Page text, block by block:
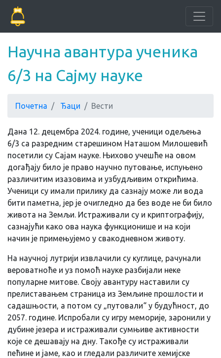
Научна авантура ученика
6/3 на Сајму науке
Почетна Ђаци Вести
Дана 12. децембра 2024. године, ученици одељења
6/3 са разредним старешином Наташом Милошевић
посетили су Сајам науке. Њихово учешће на овом
догађају било је право научно путовање, испуњено
различитим изазовима и узбудљивим открићима.
Ученици су имали прилику да сазнају може ли вода
бити паметна, јер је очигледно да без воде не би било
живота на Земљи. Истраживали су и криптографију,
сазнајући како ова наука функционише и на који
начин је примењујемо у свакодневном животу.
На научној лутрији извлачили су куглице, рачунали
вероватноће и уз помоћ науке разбијали неке
популарне митове. Своју авантуру наставили су
прелиставањем страница из Земљине прошлости и
садашњости, а потом су „путовали“ у будућност, до
2057. године. Испробали су игру меморије, заронили у
дубине језера и истраживали сумњиве активности
које се дешавају на дну. Такође су истраживали
пећине и јаме, као и гледали различите хемијске